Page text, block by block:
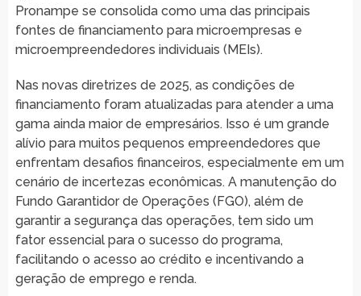
Pronampe se consolida como uma das principais
fontes de financiamento para microempresas e
microempreendedores individuais (MEIs).
Nas novas diretrizes de 2025, as condições de
financiamento foram atualizadas para atender a uma
gama ainda maior de empresários. Isso é um grande
alívio para muitos pequenos empreendedores que
enfrentam desafios financeiros, especialmente em um
cenário de incertezas econômicas. A manutenção do
Fundo Garantidor de Operações (FGO), além de
garantir a segurança das operações, tem sido um
fator essencial para o sucesso do programa,
facilitando o acesso ao crédito e incentivando a
geração de emprego e renda.